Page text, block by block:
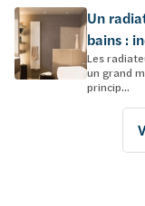
Un
bains :
Les
un grand
princip...